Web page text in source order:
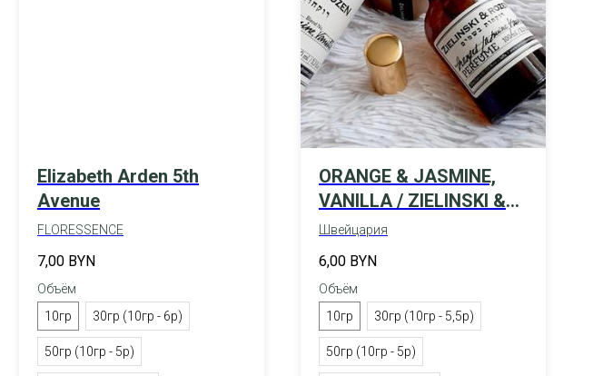
Elizabeth Arden 5th
Avenue
FLORESSENCE
7,00 BYN
Объём
10гр
30гр (10гр - 6р)
50гр (10гр - 5р)
ORANGE & JASMINE,
VANILLA / ZIELINSKI &
ROZEN
Швейцария
6,00 BYN
Объём
10гр
30гр (10гр - 5,5р)
50гр (10гр - 5р)